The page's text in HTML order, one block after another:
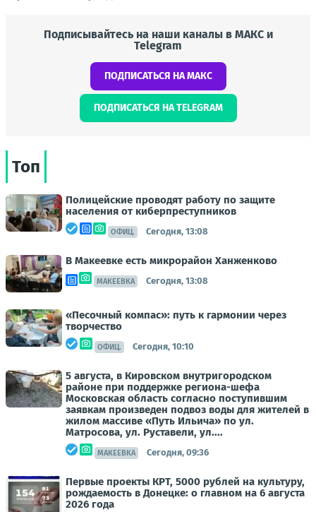
Подписывайтесь на наши каналы в МАКС и
Telegram
ПОДПИСАТЬСЯ НА МАКС
ПОДПИСАТЬСЯ НА TELEGRAM
Топ
Полицейские проводят работу по защите
населения от киберпреступников
ОФИЦ. Сегодня, 13:08
В Макеевке есть микрорайон Ханженково
МАКЕЕВКА Сегодня, 13:08
«Песочный компас»: путь к гармонии через
творчество
ОФИЦ. Сегодня, 10:10
5 августа, в Кировском внутригородском
районе при поддержке региона-шефа
Московская область согласно поступившим
заявкам произведен подвоз воды для жителей в
жилом массиве «Путь Ильича» по ул.
Матросова, ул. Руставели, ул....
МАКЕЕВКА Сегодня, 09:36
Первые проекты КРТ, 5000 рублей на культуру,
рождаемость в Донецке: о главном на 6 августа
2026 года